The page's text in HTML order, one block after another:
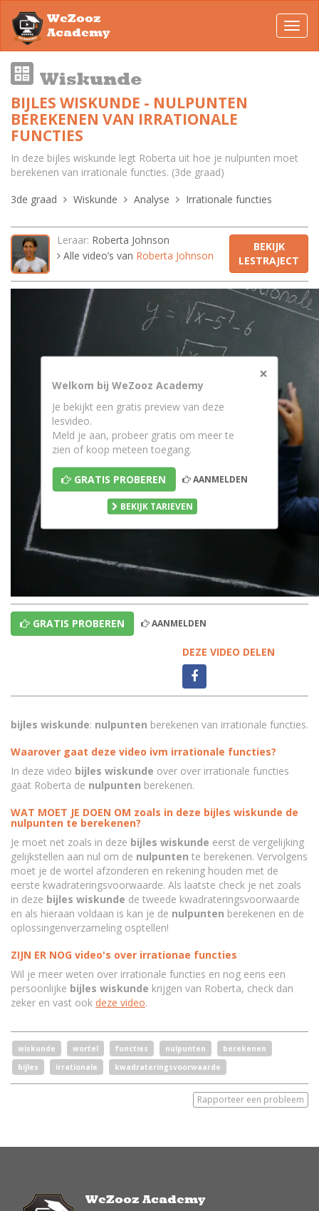
WeZooz
Academy
Wiskunde
BIJLES WISKUNDE - NULPUNTEN
BEREKENEN VAN IRRATIONALE
FUNCTIES
In deze bijles wiskunde legt Roberta uit hoe je nulpunten moet
berekenen van irrationale functies. (3de graad)
3de graad
Wiskunde Analyse Irrationale functies
Leraar: Roberta Johnson
Alle video’s van Roberta Johnson
BEKIJK
LESTRAJECT
×
Welkom bij WeZooz Academy
Je bekijkt een gratis preview van deze
lesvideo.
Meld je aan, probeer gratis om meer te
zien of koop meteen toegang.
GRATIS PROBEREN AANMELDEN
BEKIJK TARIEVEN
GRATIS PROBEREN AANMELDEN
DEZE VIDEO DELEN
bijles wiskunde: nulpunten berekenen van irrationale functies.
Waarover gaat deze video ivm irrationale functies?
In deze video bijles wiskunde over over irrationale functies
gaat Roberta de nulpunten berekenen.
WAT MOET JE DOEN OM zoals in deze bijles wiskunde de
nulpunten te berekenen?
Je moet net zoals in deze bijles wiskunde eerst de vergelijking
gelijkstellen aan nul om de nulpunten te berekenen. Vervolgens
moet je de wortel afzonderen en rekening houden met de
eerste kwadrateringsvoorwaarde. Als laatste check je net zoals
in deze bijles wiskunde de tweede kwadrateringsvoorwaarde
en als hieraan voldaan is kan je de nulpunten berekenen en de
oplossingenverzameling osptellen!
ZIJN ER NOG video's over irrationae functies
Wil je meer weten over irrationale functies en nog eens een
persoonlijke bijles wiskunde krijgen van Roberta, check dan
zeker en vast ook deze video.
wiskunde wortel functies nulpunten
berekenen
bijles
irrationale kwadrateringsvoorwaarde
Rapporteer een probleem
WeZooz Academy